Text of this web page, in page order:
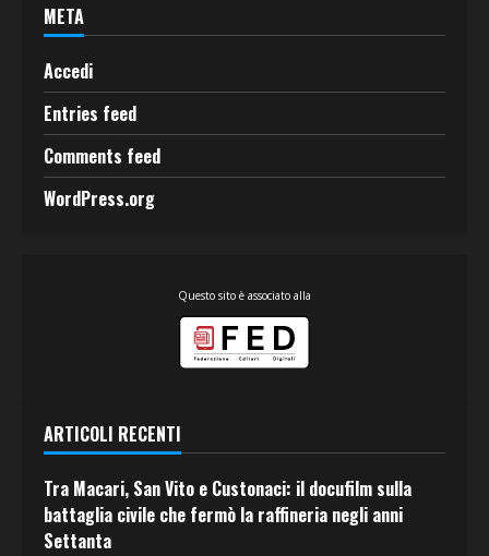
META
Accedi
Entries feed
Comments feed
WordPress.org
Questo sito è associato alla
ARTICOLI RECENTI
Tra Macari, San Vito e Custonaci: il docufilm sulla
battaglia civile che fermò la raffineria negli anni
Settanta